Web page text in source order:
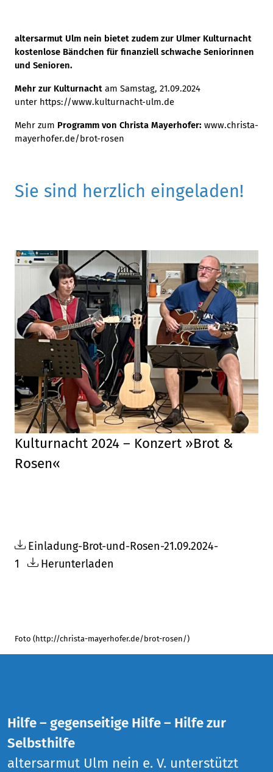
altersarmut Ulm nein bietet zudem zur Ulmer Kulturnacht
kostenlose Bändchen für finanziell schwache Seniorinnen
und Senioren.
Mehr zur Kulturnacht am Samstag, 21.09.2024
unter https://www.kulturnacht-ulm.de
Mehr zum Programm von Christa Mayerhofer: www.christa-
mayerhofer.de/brot-rosen
Sie sind herzlich eingeladen!
Kulturnacht 2024 – Konzert »Brot &
Rosen«
Einladung-Brot-und-Rosen-21.09.2024-
1
Herunterladen
Foto (http://christa-mayerhofer.de/brot-rosen/)
Hilfe – gegenseitige Hilfe – Hilfe zur
Selbsthilfe
altersarmut Ulm nein e. V. unterstützt